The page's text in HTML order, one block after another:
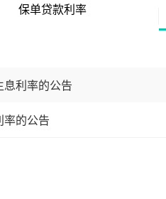
保单贷款利率
利率的公告
的公告